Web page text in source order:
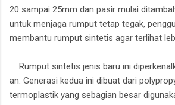
20 sampai 25mm dan pasir mulai
untuk menjaga rumput tetap tegak,
membantu rumput sintetis agar terlihat
Rumput sintetis jenis baru ini
an. Generasi kedua ini dibuat dari
termoplastik yang sebagian besar